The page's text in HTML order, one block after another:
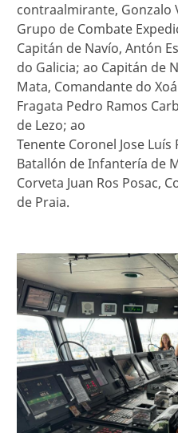
contraalmirante, Gonzalo
Grupo de Combate
Capitán de Navío, Antón
do Galicia; ao Capitán de
Mata, Comandante do
Fragata Pedro Ramos
de Lezo; ao
Tenente Coronel Jose Luís
Batallón de Infantería de
Corveta Juan Ros Posac,
de Praia.